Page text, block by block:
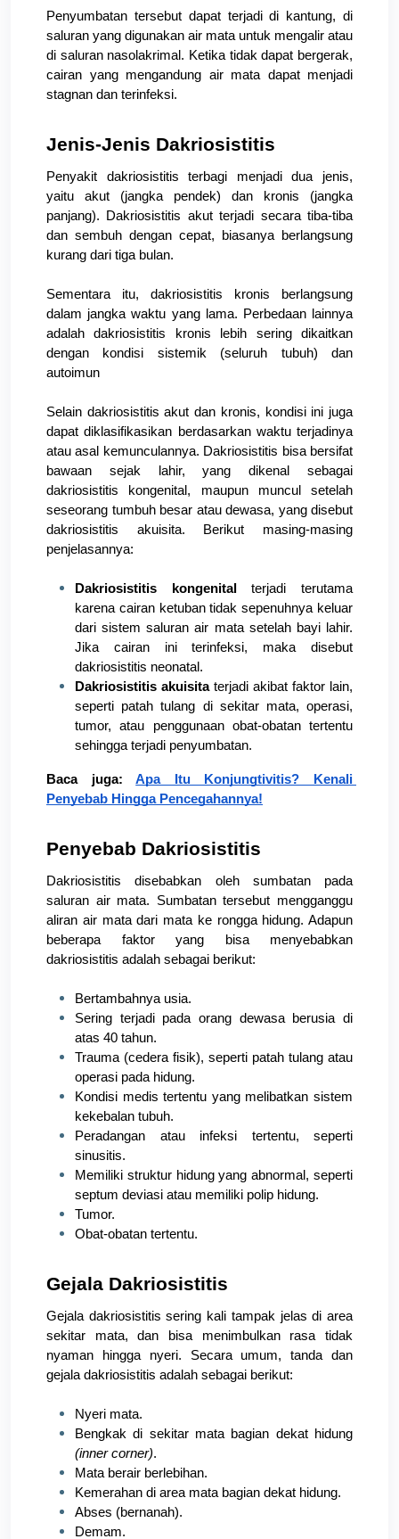
Penyumbatan tersebut dapat terjadi di kantung, di
saluran yang digunakan air mata untuk mengalir atau
di saluran nasolakrimal. Ketika tidak dapat bergerak,
cairan yang mengandung air mata dapat menjadi
stagnan dan terinfeksi.
Jenis-Jenis Dakriosistitis
Penyakit dakriosistitis terbagi menjadi dua jenis,
yaitu akut (jangka pendek) dan kronis (jangka
panjang). Dakriosistitis akut terjadi secara tiba-tiba
dan sembuh dengan cepat, biasanya berlangsung
kurang dari tiga bulan.
Sementara itu, dakriosistitis kronis berlangsung
dalam jangka waktu yang lama. Perbedaan lainnya
adalah dakriosistitis kronis lebih sering dikaitkan
dengan kondisi sistemik (seluruh tubuh) dan
autoimun
Selain dakriosistitis akut dan kronis, kondisi ini juga
dapat diklasifikasikan berdasarkan waktu terjadinya
atau asal kemunculannya. Dakriosistitis bisa bersifat
bawaan sejak lahir, yang dikenal sebagai
dakriosistitis kongenital, maupun muncul setelah
seseorang tumbuh besar atau dewasa, yang disebut
dakriosistitis akuisita. Berikut masing-masing
penjelasannya:
Dakriosistitis kongenital
terjadi terutama
karena cairan ketuban tidak sepenuhnya keluar
dari sistem saluran air mata setelah bayi lahir.
Jika cairan ini terinfeksi, maka disebut
dakriosistitis neonatal.
Dakriosistitis akuisita terjadi akibat faktor lain,
seperti patah tulang di sekitar mata, operasi,
tumor, atau penggunaan obat-obatan tertentu
sehingga terjadi penyumbatan.
Baca juga: Apa Itu Konjungtivitis? Kenali
Penyebab Hingga Pencegahannya!
Penyebab Dakriosistitis
Dakriosistitis disebabkan oleh sumbatan pada
saluran air mata. Sumbatan tersebut mengganggu
aliran air mata dari mata ke rongga hidung. Adapun
beberapa faktor yang bisa menyebabkan
dakriosistitis adalah sebagai berikut:
Bertambahnya usia.
Sering terjadi pada orang dewasa berusia di
atas 40 tahun.
Trauma (cedera fisik), seperti patah tulang atau
operasi pada hidung.
Kondisi medis tertentu yang melibatkan sistem
kekebalan tubuh.
Peradangan atau infeksi tertentu, seperti
sinusitis.
Memiliki struktur hidung yang abnormal, seperti
septum deviasi atau memiliki polip hidung.
Tumor.
Obat-obatan tertentu.
Gejala Dakriosistitis
Gejala dakriosistitis sering kali tampak jelas di area
sekitar mata, dan bisa menimbulkan rasa tidak
nyaman hingga nyeri. Secara umum, tanda dan
gejala dakriosistitis adalah sebagai berikut:
Nyeri mata.
(inner corner).
Mata berair berlebihan.
Kemerahan di area mata bagian dekat hidung.
Abses (bernanah).
Demam.